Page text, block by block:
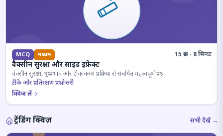
MCQ मध्यम 15 प्रश्न · 8 मिनट
वैक्सीन सुरक्षा और साइड इफ़ेक्ट
वैक्सीन सुरक्षा, दुष्प्रभाव और टीकाकरण प्रक्रिया से संबंधित महत्वपूर्ण प्रश्न।
टीके और प्रतिरक्षण प्रश्नोत्तरी
क्विज़ लें
ट्रेंडिंग क्विज़ सभी देखें →